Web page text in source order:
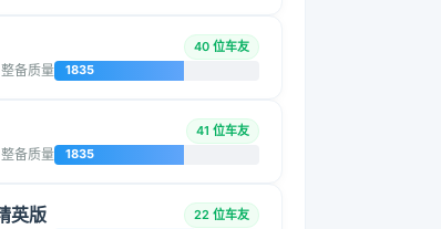
40 位车友
整备质量 1835
41 位车友
整备质量 1835
英版 22 位车友